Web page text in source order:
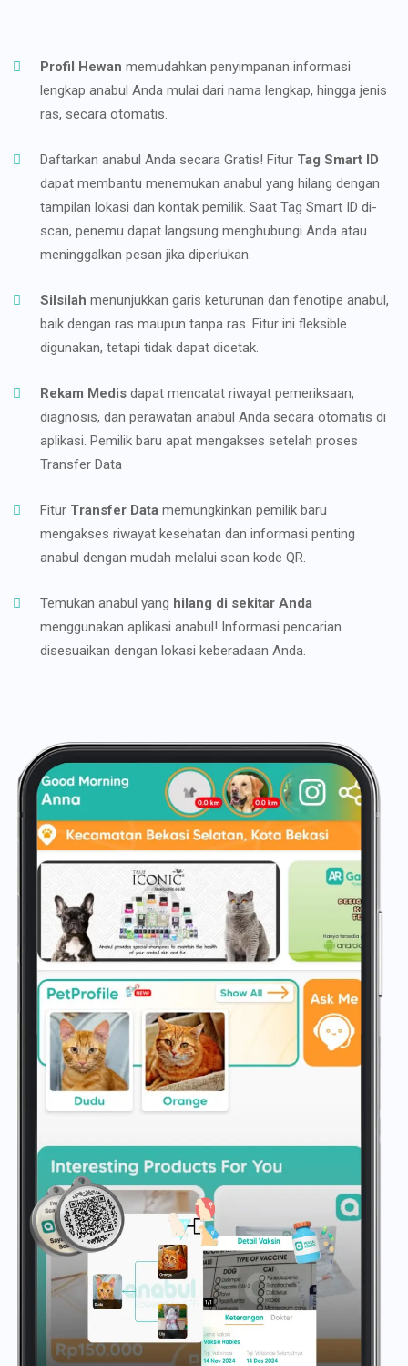
Profil Hewan memudahkan penyimpanan informasi
lengkap anabul Anda mulai dari nama lengkap, hingga jenis
ras, secara otomatis.
Daftarkan anabul Anda secara Gratis! Fitur Tag Smart ID
dapat membantu menemukan anabul yang hilang dengan
tampilan lokasi dan kontak pemilik. Saat Tag Smart ID di-
scan, penemu dapat langsung menghubungi Anda atau
meninggalkan pesan jika diperlukan.
Silsilah menunjukkan garis keturunan dan fenotipe anabul,
baik dengan ras maupun tanpa ras. Fitur ini fleksible
digunakan, tetapi tidak dapat dicetak.
Rekam Medis dapat mencatat riwayat pemeriksaan,
diagnosis, dan perawatan anabul Anda secara otomatis di
aplikasi. Pemilik baru apat mengakses setelah proses
Transfer Data
Fitur Transfer Data memungkinkan pemilik baru
mengakses riwayat kesehatan dan informasi penting
anabul dengan mudah melalui scan kode QR.
Temukan anabul yang hilang di sekitar Anda
menggunakan aplikasi anabul! Informasi pencarian
disesuaikan dengan lokasi keberadaan Anda.